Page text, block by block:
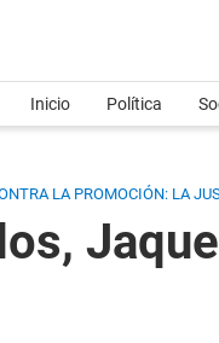
Inicio Política
LA PROMOCIÓN: LA